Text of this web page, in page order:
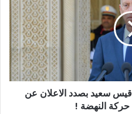
سعيد بصدد الاعلان عن
النهضة !